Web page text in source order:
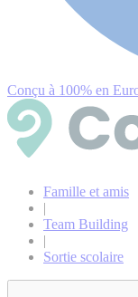
Conçu à 100% en
Famille et amis
|
Team Building
|
Sortie scolaire